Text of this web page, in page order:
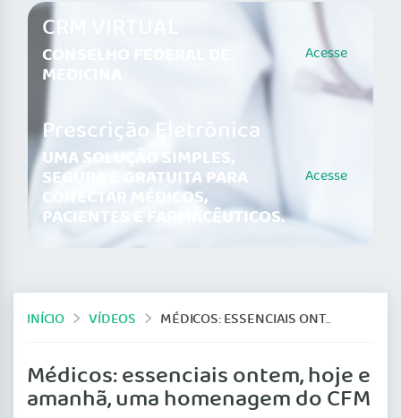
CRM VIRTUAL
CONSELHO FEDERAL DE
MEDICINA
Acesse
Prescrição Eletrônica
UMA SOLUÇÃO SIMPLES,
SEGURA E GRATUITA PARA
CONECTAR MÉDICOS,
PACIENTES E FARMACÊUTICOS.
Acesse
INÍCIO VÍDEOS MÉDICOS: ESSENCIAIS ONTEM, HOJE E AMANHÃ, UMA HOMENAGEM DO CFM
Médicos: essenciais ontem, hoje e
amanhã, uma homenagem do CFM